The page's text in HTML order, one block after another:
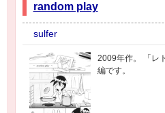
random play
sulfer
2009年作。 「レ
編です。